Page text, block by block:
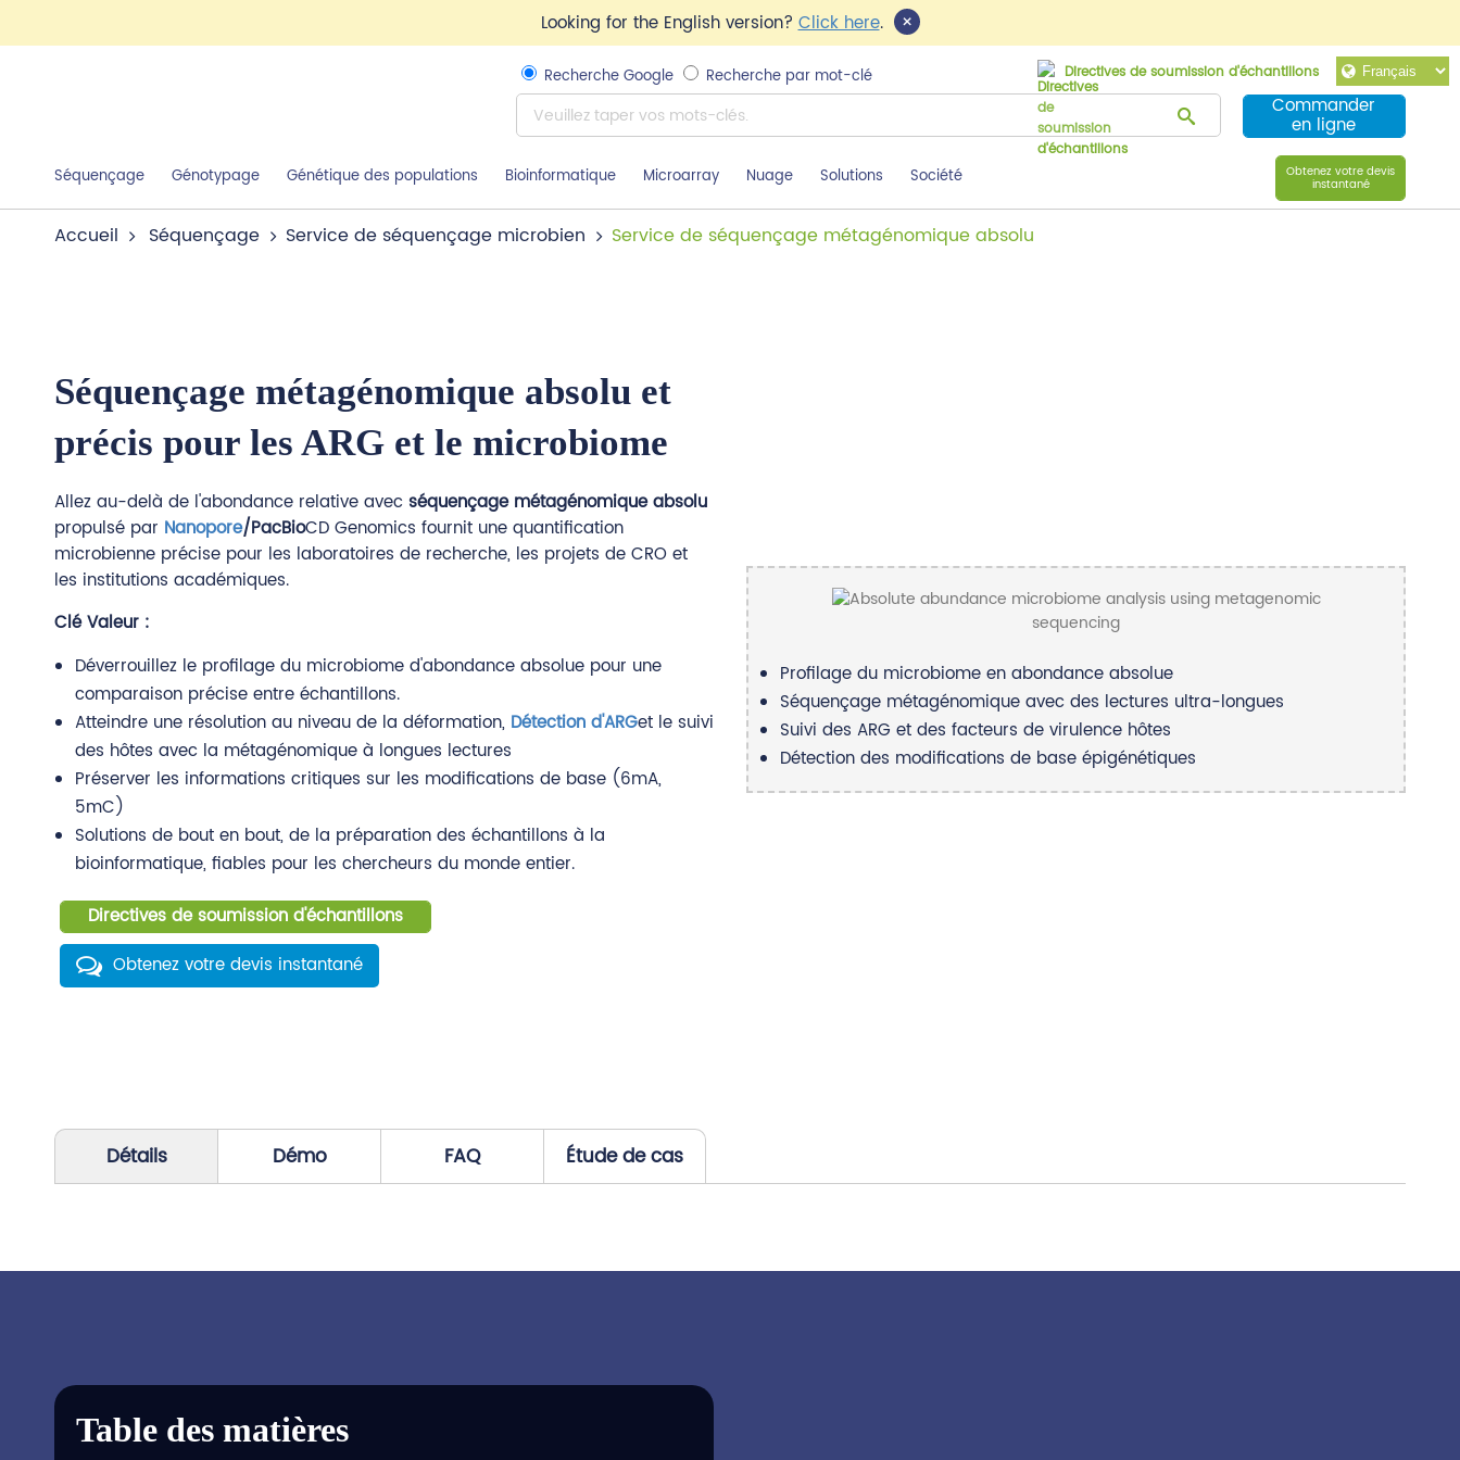
Looking for the English version?Click here. ×
Directives de soumission d'échantillons
Recherche Google Recherche par mot-clé
Commander
en ligne
Séquençage Génotypage Génétique des populations Bioinformatique Microarray Nuage Solutions Société Obtenez votre devis
instantané
Accueil Séquençage Service de séquençage microbien Service de séquençage métagénomique absolu
Séquençage métagénomique absolu et
précis pour les ARG et le microbiome
Allez au-delà de l'abondance relative avec séquençage métagénomique absolu
propulsé par Nanopore/PacBioCD Genomics fournit une quantification
microbienne précise pour les laboratoires de recherche, les projets de CRO et
les institutions académiques.
Clé Valeur :
Déverrouillez le profilage du microbiome d'abondance absolue pour une
comparaison précise entre échantillons.
Atteindre une résolution au niveau de la déformation, Détection d'ARGet le suivi
des hôtes avec la métagénomique à longues lectures
Préserver les informations critiques sur les modifications de base (6mA,
5mC)
Solutions de bout en bout, de la préparation des échantillons à la
bioinformatique, fiables pour les chercheurs du monde entier.
Directives de soumission d'échantillons
Obtenez votre devis instantané
Profilage du microbiome en abondance absolue
Séquençage métagénomique avec des lectures ultra-longues
Suivi des ARG et des facteurs de virulence hôtes
Détection des modifications de base épigénétiques
Détails Démo FAQ Étude de cas
Table des matières